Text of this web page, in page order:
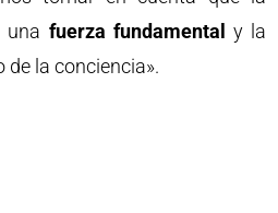
una fuerza fundamental
y la
de la conciencia».